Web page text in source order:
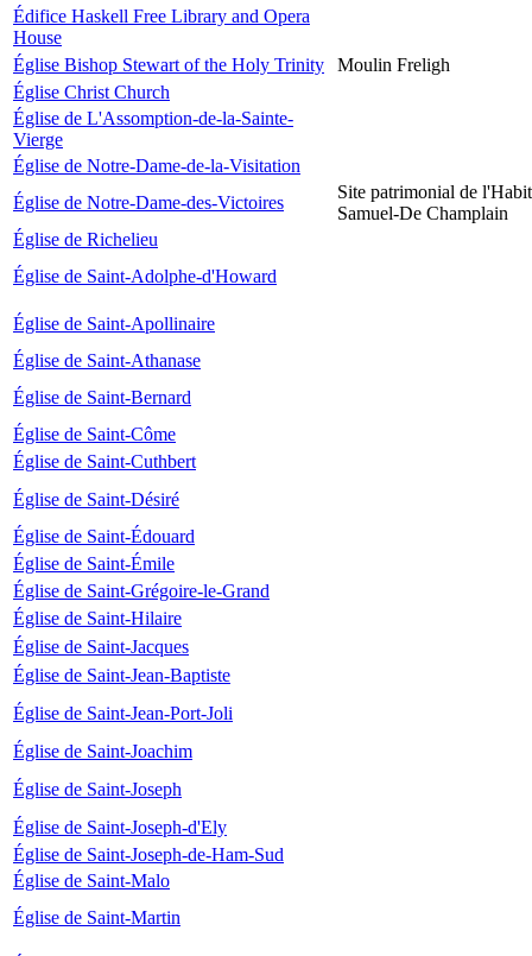
Édifice Haskell Free Library and Opera
House
Église Bishop Stewart of the Holy Trinity
Moulin Freligh
Église Christ Church
Église de L'Assomption-de-la-Sainte-
Vierge
Église de Notre-Dame-de-la-Visitation
Église de Notre-Dame-des-Victoires
Site patrimonial de
Samuel-De Champlain
Église de Richelieu
Église de Saint-Adolphe-d'Howard
Église de Saint-Apollinaire
Église de Saint-Athanase
Église de Saint-Bernard
Église de Saint-Côme
Église de Saint-Cuthbert
Église de Saint-Désiré
Église de Saint-Édouard
Église de Saint-Émile
Église de Saint-Grégoire-le-Grand
Église de Saint-Hilaire
Église de Saint-Jacques
Église de Saint-Jean-Baptiste
Église de Saint-Jean-Port-Joli
Église de Saint-Joachim
Église de Saint-Joseph
Église de Saint-Joseph-d'Ely
Église de Saint-Joseph-de-Ham-Sud
Église de Saint-Malo
Église de Saint-Martin